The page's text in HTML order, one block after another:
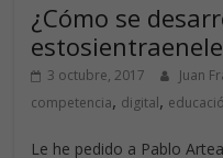
¿Cómo se
3 octubre, 2017 Juan
competencia, digital,
Le he pedido a Pablo